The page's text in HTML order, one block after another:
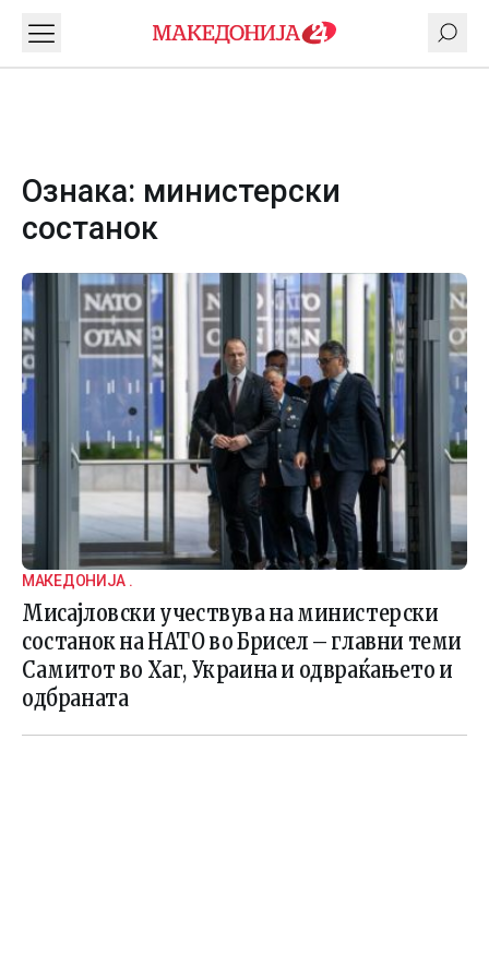
Ознака: министерски
состанок
МАКЕДОНИЈА .
Мисајловски учествува на министерски
состанок на НАТО во Брисел – главни теми
Самитот во Хаг, Украина и одвраќањето и
одбраната